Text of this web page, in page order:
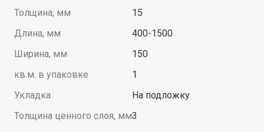
Толщина, мм
15
Длина, мм
400-1500
Ширина, мм
150
кв.м. в упаковке
1
Укладка
На подложку
Толщина ценного слоя, мм3